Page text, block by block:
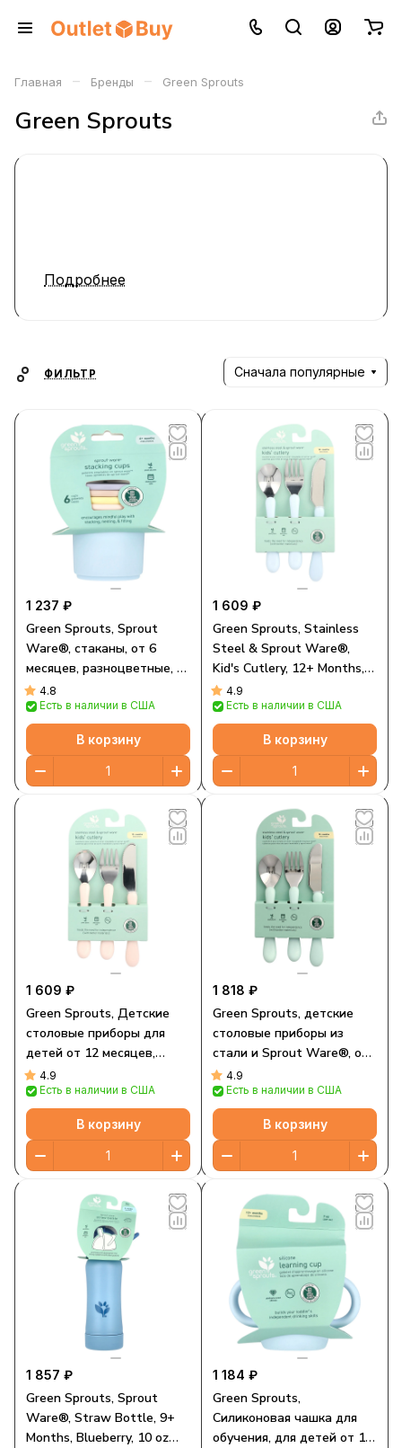
Главная – Бренды – Green Sprouts
Green Sprouts
Подробнее
ФИЛЬТР Сначала популярные
1 237 ₽
Green Sprouts, Sprout
Ware®, стаканы, от 6
месяцев, разноцветные, 6
стаканов
4.8
Есть в наличии в США
В корзину
1 609 ₽
Green Sprouts, Stainless
Steel & Sprout Ware®,
Kid's Cutlery, 12+ Months,
Blue, 3 Pieces
4.9
Есть в наличии в США
В корзину
1 609 ₽
Green Sprouts, Детские
столовые приборы для
детей от 12 месяцев,
нержавеющая сталь и
ростки®, розовый, 3 шт.
4.9
Есть в наличии в США
В корзину
1 818 ₽
Green Sprouts, детские
столовые приборы из
стали и Sprout Ware®, от
12 месяцев, 3 шт.
4.9
Есть в наличии в США
В корзину
1 857 ₽
Green Sprouts, Sprout
Ware®, Straw Bottle, 9+
Months, Blueberry, 10 oz
1 184 ₽
Green Sprouts,
Силиконовая чашка для
обучения, для детей от 12